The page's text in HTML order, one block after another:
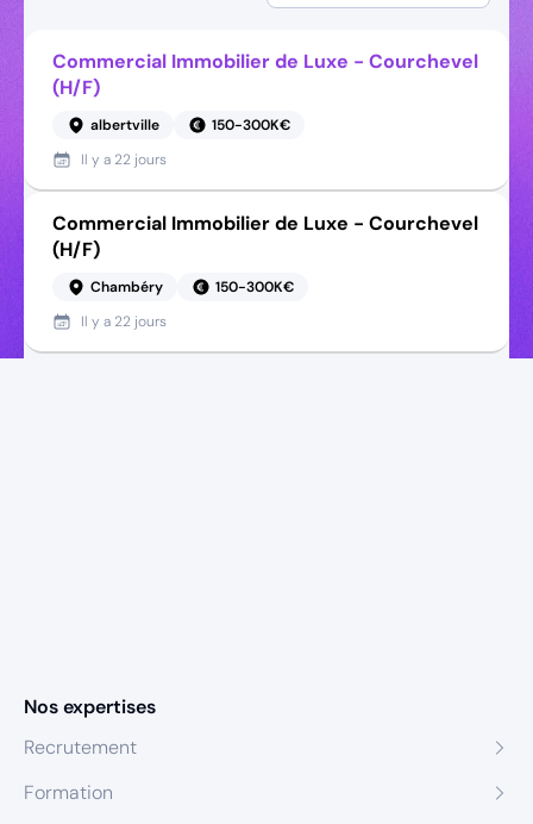
Commercial Immobilier de Luxe - Courchevel
(H/F)
albertville
150-300K€
Il y a 22 jours
Commercial Immobilier de Luxe - Courchevel
(H/F)
Chambéry
150-300K€
Il y a 22 jours
Nos expertises
Recrutement
Formation